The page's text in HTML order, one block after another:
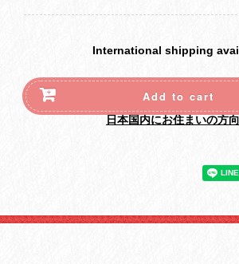
International shipping
Add to cart
日本国内にお住まいの方